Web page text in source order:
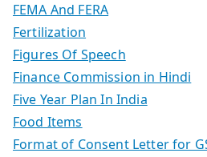
FEMA And FERA
Fertilization
Figures Of Speech
Finance Commission in Hindi
Five Year Plan In India
Food Items
Format of Consent Letter for